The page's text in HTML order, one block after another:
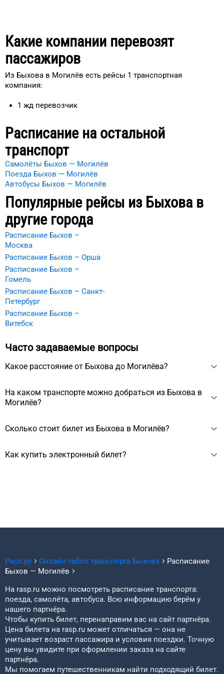
Какие компании перевозят
пассажиров
Из Быхова в Могилёв есть рейсы 1 транспортная
компания:
1 жд перевозчик
Расписание на остальной
транспорт
Самолёты Быхов — Могилёв
Поезда Быхов — Могилёв
Автобусы Быхов — Могилёв
Популярные рейсы из Быхова в
другие города
Расписание Быхов –
Москва
Расписание Быхов – Орша
Расписание Быхов –
Гомель
Расписание Быхов – Санкт-
Петербург
Расписание Быхов –
Витебск
Часто задаваемые вопросы
Какое расстояние от Быхова до Могилёва?
На каком транспорте можно добраться из Быхова в
Могилёв?
мин.
Сколько стоит билет из Быхова в Могилёв?
₽, зависит от выбранного транспорта, сезона, даты
Как купить электронный билет?
Расп.ру Онлайн-табло транспорта Быхова
Расписание
Быхов — Могилёв
На rasp.ru можно посмотреть расписание транспорта:
поезда, самолёта, автобуса. Всю информацию берём у
нашего партнёра.
Чтобы купить билет, перенаправим вас на сайт партнёра.
Цена билета на rasp.ru может отличаться — она не
учитывает возраст пассажира и условия поездки. Точную
цену вы увидите при оформлении заказа на сайте
партнёра.
Мы помогаем путешественникам найти подходящий билет.